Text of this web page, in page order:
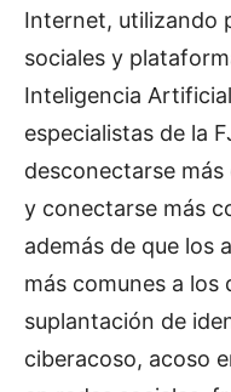
Internet, utilizando
sociales y
Inteligencia
especialistas de la
desconectarse
y conectarse más
además de que los
más comunes a los
suplantación de
ciberacoso, acoso